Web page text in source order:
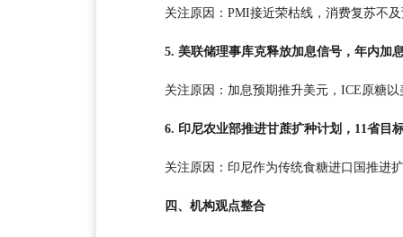
关注原因：PMI接近荣枯线，消费复苏不
5. 美联储理事库克释放加息信号，年内加
关注原因：加息预期推升美元，ICE原糖
6. 印尼农业部推进甘蔗扩种计划，11省目
关注原因：印尼作为传统食糖进口国推进
四、机构观点整合